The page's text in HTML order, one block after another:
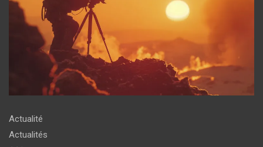
Actualité
Actualités